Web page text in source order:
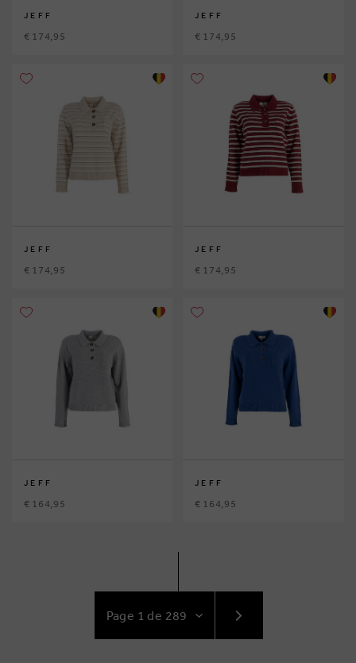
JEFF
€ 174,95
JEFF
€ 174,95
JEFF
€ 174,95
JEFF
€ 174,95
JEFF
€ 164,95
JEFF
€ 164,95
AU
SUIVANT